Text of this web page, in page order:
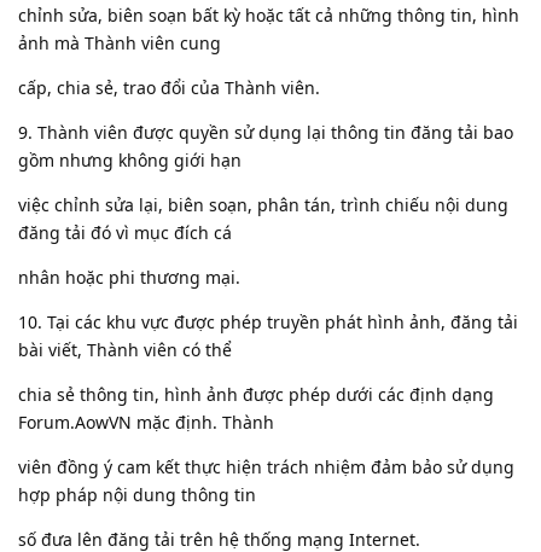
chỉnh sửa, biên soạn bất kỳ hoặc tất cả những thông tin, hình
ảnh mà Thành viên cung
cấp, chia sẻ, trao đổi của Thành viên.
9. Thành viên được quyền sử dụng lại thông tin đăng tải bao
gồm nhưng không giới hạn
việc chỉnh sửa lại, biên soạn, phân tán, trình chiếu nội dung
đăng tải đó vì mục đích cá
nhân hoặc phi thương mại.
10. Tại các khu vực được phép truyền phát hình ảnh, đăng tải
bài viết, Thành viên có thể
chia sẻ thông tin, hình ảnh được phép dưới các định dạng
Forum.AowVN mặc định. Thành
viên đồng ý cam kết thực hiện trách nhiệm đảm bảo sử dụng
hợp pháp nội dung thông tin
số đưa lên đăng tải trên hệ thống mạng Internet.